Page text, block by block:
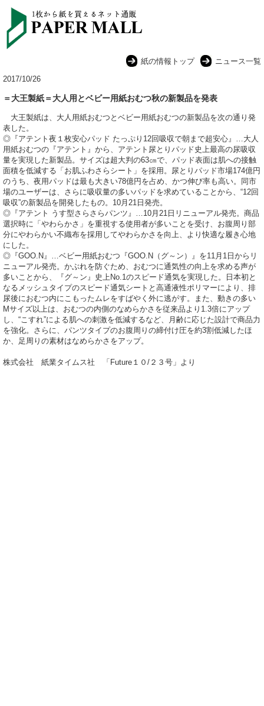
紙の情報トップ
ニュース一覧
2017/10/26
＝大王製紙＝大人用とベビー用紙おむつ秋の新製品を発表
大王製紙は、大人用紙おむつとベビー用紙おむつの新製品を次の通り発
表した。
◎『アテント夜１枚安心パッド たっぷり12回吸収で朝まで超安心』…大人
用紙おむつの『アテント』から、アテント尿とりパッド史上最高の尿吸収
量を実現した新製品。サイズは超大判の63㎝で、パッド表面は肌への接触
面積を低減する「お肌ふわさらシート」を採用。尿とりパッド市場174億円
のうち、夜用パッドは最も大きい78億円を占め、かつ伸び率も高い。同市
場のユーザーは、さらに吸収量の多いパッドを求めていることから、“12回
吸収”の新製品を開発したもの。10月21日発売。
◎『アテント うす型さらさらパンツ』…10月21日リニューアル発売。商品
選択時に「やわらかさ」を重視する使用者が多いことを受け、お腹周り部
分にやわらかい不織布を採用してやわらかさを向上、より快適な履き心地
にした。
◎『GOO.N』…ベビー用紙おむつ『GOO.N（グ～ン）』を11月1日からリ
ニューアル発売。かぶれを防ぐため、おむつに通気性の向上を求める声が
多いことから、『グ～ン』史上No.1のスピード通気を実現した。日本初と
なるメッシュタイプのスピード通気シートと高通液性ポリマーにより、排
尿後におむつ内にこもったムレをすばやく外に逃がす。また、動きの多い
Mサイズ以上は、おむつの内側のなめらかさを従来品より1.3倍にアップ
し、“こすれ”による肌への刺激を低減するなど、月齢に応じた設計で商品力
を強化。さらに、パンツタイプのお腹周りの締付け圧を約3割低減したほ
か、足周りの素材はなめらかさをアップ。
株式会社 紙業タイムス社 「Future１０/２３号」より